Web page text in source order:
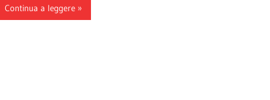
Continua a leggere